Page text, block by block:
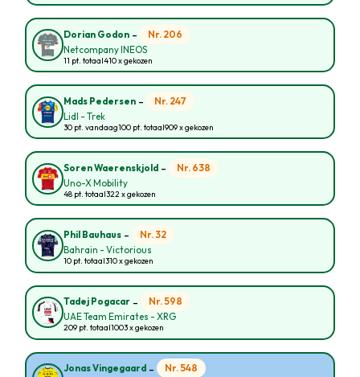
Dorian Godon - Nr. 206
Netcompany INEOS
11 pt. totaal410 x gekozen
Mads Pedersen - Nr. 247
Lidl - Trek
30 pt. vandaag100 pt. totaal909 x gekozen
Soren Waerenskjold - Nr. 638
Uno-X Mobility
48 pt. totaal322 x gekozen
Phil Bauhaus - Nr. 32
Bahrain - Victorious
10 pt. totaal310 x gekozen
Tadej Pogacar - Nr. 598
UAE Team Emirates - XRG
209 pt. totaal1003 x gekozen
Jonas Vingegaard - Nr. 548